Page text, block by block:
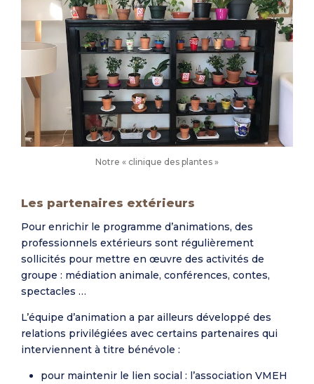
Notre « clinique des plantes »
Les partenaires extérieurs
Pour enrichir le programme d’animations, des
professionnels extérieurs sont régulièrement
sollicités pour mettre en œuvre des activités de
groupe : médiation animale, conférences, contes,
spectacles …
L’équipe d’animation a par ailleurs développé des
relations privilégiées avec certains partenaires qui
interviennent à titre bénévole :
pour maintenir le lien social : l’association VMEH